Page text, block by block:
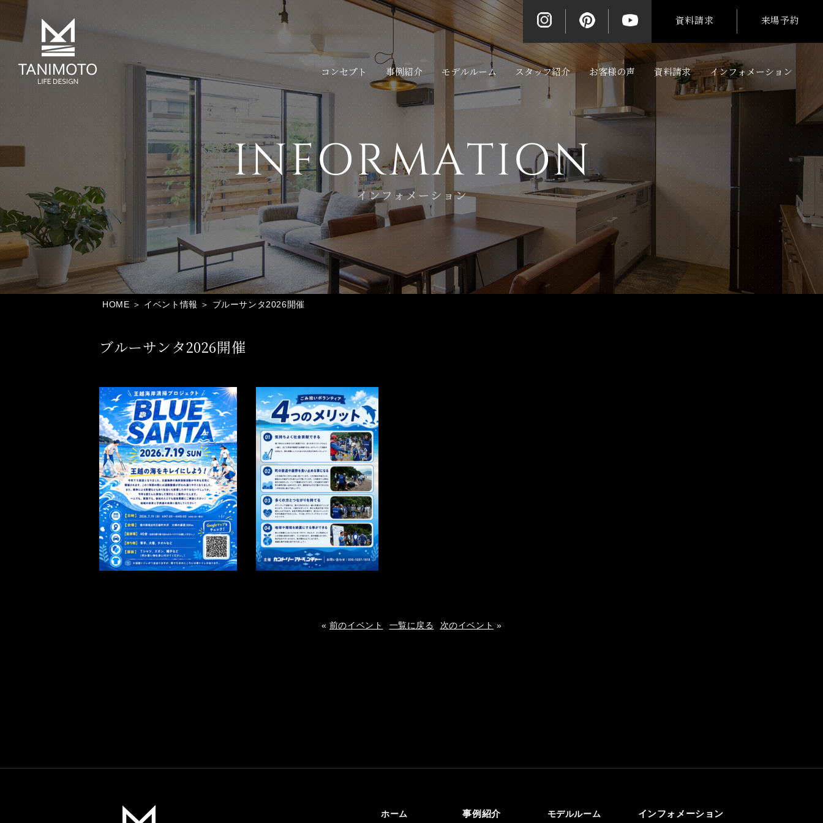
資料請求 来場予約
コンセプト 事例紹介 モデルルーム スタッフ紹介 お客様の声 資料請求 インフォメーション
HOME ＞ イベント情報 ＞ ブルーサンタ2026開催
ブルーサンタ2026開催
« 前のイベント 一覧に戻る 次のイベント »
ホーム 事例紹介 モデルルーム インフォメーション